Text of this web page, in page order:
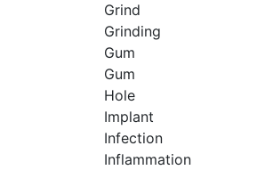
Grind
Grinding
Gum
Gum
Hole
Implant
Infection
Inflammation